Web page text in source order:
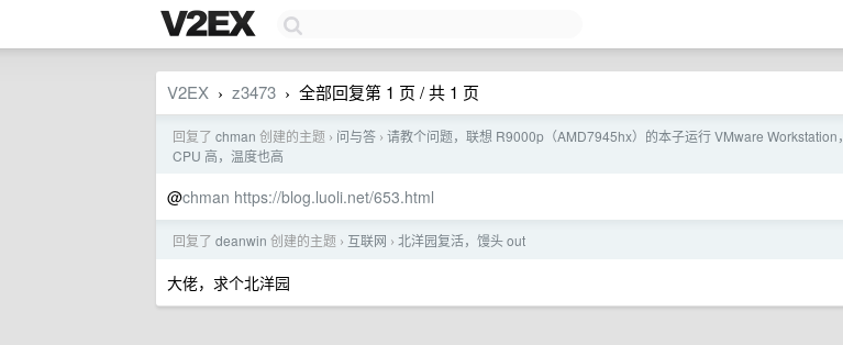
V2EX › z3473 › 全部回复第 1 页 / 共 1 页
回复了 chman 创建的主题 › 问与答 › 请教个问题，联想 R9000p（AMD7945hx）的本子运行 VMware Workstation，
CPU 高，温度也高
@chman https://blog.luoli.net/653.html
回复了 deanwin 创建的主题 › 互联网 › 北洋园复活，馒头 out
大佬，求个北洋园